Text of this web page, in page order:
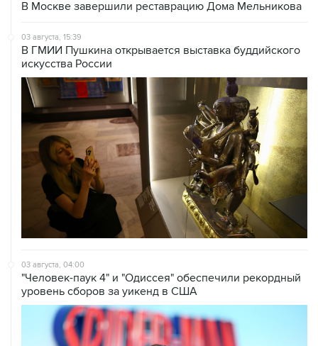
В Москве завершили реставрацию Дома Мельникова
03 августа, 15:39
В ГМИИ Пушкина открывается выставка буддийского
искусства России
03 августа, 04:00
"Человек-паук 4" и "Одиссея" обеспечили рекордный
уровень сборов за уикенд в США